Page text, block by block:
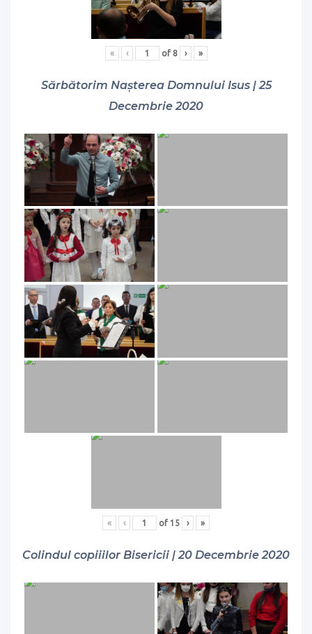
« ‹ of 8 › »
Sărbătorim Nașterea Domnului Isus | 25
Decembrie 2020
« ‹ of 15 › »
Colindul copiiilor Bisericii | 20 Decembrie 2020